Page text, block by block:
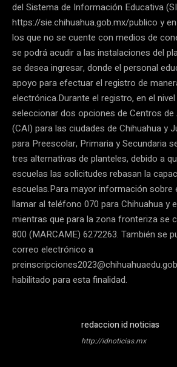
del Sistema de Información Educativa
https://sie.chihuahua.gob.mx/publico y
los que no se cuente con medios de
se podrá acudir a las instalaciones del
se desea ingresar, donde el personal
apoyo para efectuar el registro de
electrónica.Durante el registro, en el
seleccionar dos opciones de Centros
(CAI) para las ciudades de Chihuahua y
para Preescolar, Primaria y Secundaria
tres alternativas de planteles, debido a
escuelas las solicitudes rebasan la
escuelas.Para mayor información sobre
llamar al teléfono 070 para Chihuahua y
mientras que para la zona fronteriza se
800 (MARCAME) 6272263. También se
correo electrónico a
habilitado para esta finalidad.
redaccion id noticias
http://idnoticias.mx